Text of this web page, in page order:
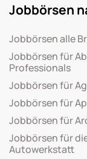
Jobbörsen
Jobbörsen alle
Jobbörsen für
Professionals
Jobbörsen für
Jobbörsen für
Jobbörsen für
Jobbörsen für
Autowerkstatt